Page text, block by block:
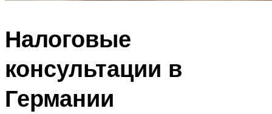
Налоговые
консультации в
Германии